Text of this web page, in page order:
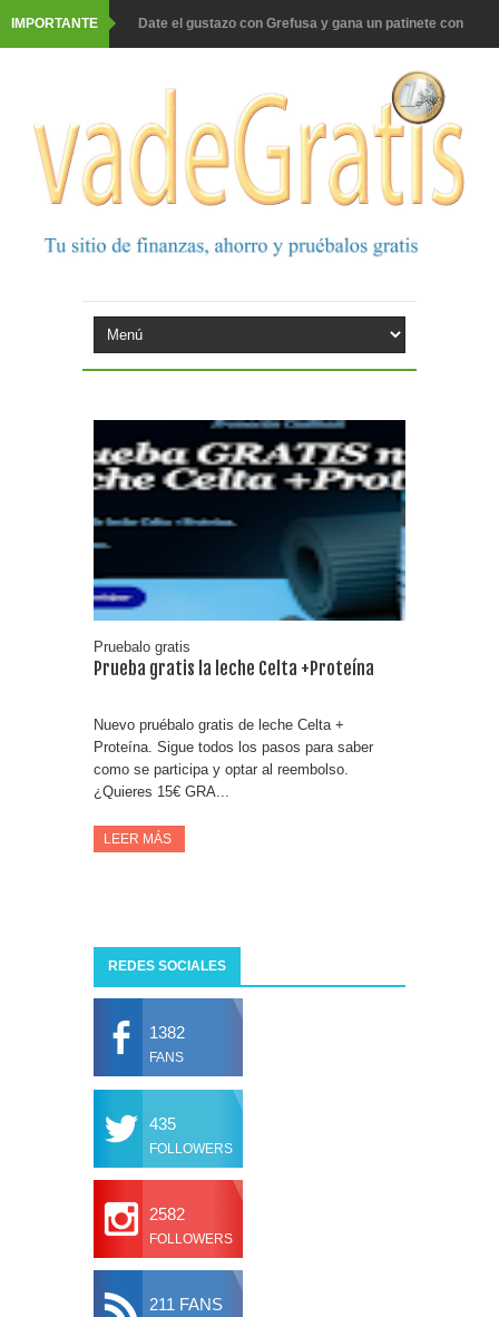
IMPORTANTE Date el gustazo con Grefusa y gana un patinete con
Barbadillo te da la opción de ganar increíbles premios
Prueba gratis hohes C Vitamin C-irup
Prueba gratis Maison Perrier France
Gana premios Pokémon con Kellogg's
premios
productos
El milagrito te lleva a Sevilla
Oreo te da la oportunidad de ganar increíbles premios
Pruebalo gratis
Prueba gratis la leche Celta +Proteína
Nuevo pruébalo gratis de leche Celta +
Proteína. Sigue todos los pasos para saber
como se participa y optar al reembolso.
¿Quieres 15€ GRA...
LEER MÁS
REDES SOCIALES
1382
FANS
435
FOLLOWERS
2582
FOLLOWERS
211 FANS